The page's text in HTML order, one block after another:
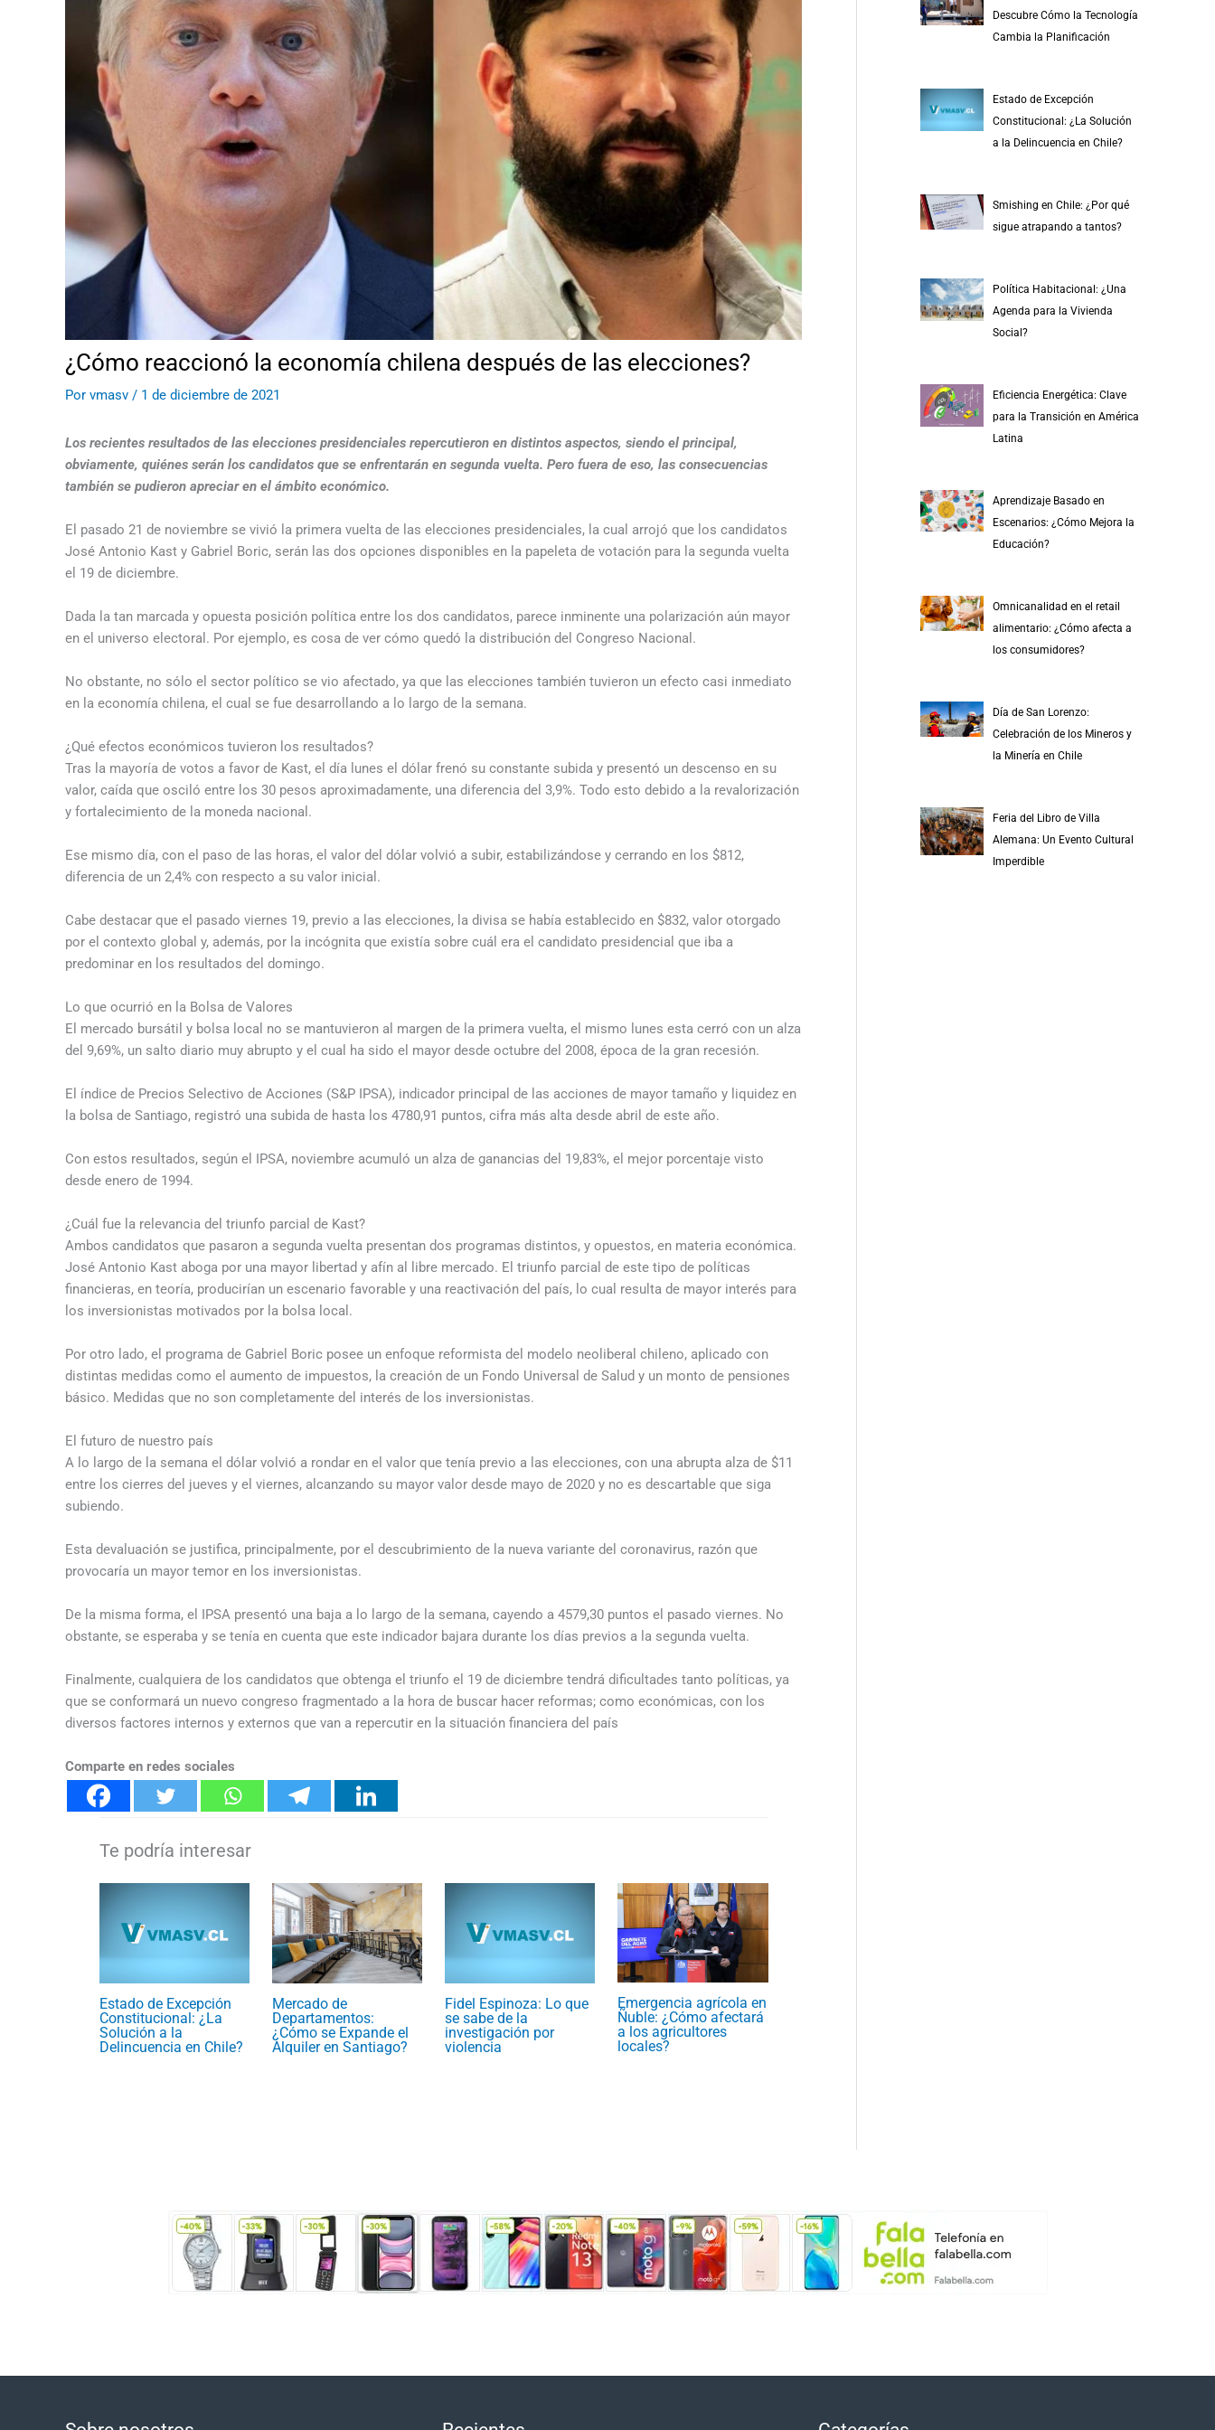
¿Cómo reaccionó la economía chilena después de las elecciones?
Por vmasv / 1 de diciembre de 2021
Los recientes resultados de las elecciones presidenciales repercutieron en distintos aspectos, siendo el principal,
obviamente, quiénes serán los candidatos que se enfrentarán en segunda vuelta. Pero fuera de eso, las consecuencias
también se pudieron apreciar en el ámbito económico.
El pasado 21 de noviembre se vivió la primera vuelta de las elecciones presidenciales, la cual arrojó que los candidatos
José Antonio Kast y Gabriel Boric, serán las dos opciones disponibles en la papeleta de votación para la segunda vuelta
el 19 de diciembre.
Dada la tan marcada y opuesta posición política entre los dos candidatos, parece inminente una polarización aún mayor
en el universo electoral. Por ejemplo, es cosa de ver cómo quedó la distribución del Congreso Nacional.
No obstante, no sólo el sector político se vio afectado, ya que las elecciones también tuvieron un efecto casi inmediato
en la economía chilena, el cual se fue desarrollando a lo largo de la semana.
¿Qué efectos económicos tuvieron los resultados?
Tras la mayoría de votos a favor de Kast, el día lunes el dólar frenó su constante subida y presentó un descenso en su
valor, caída que osciló entre los 30 pesos aproximadamente, una diferencia del 3,9%. Todo esto debido a la revalorización
y fortalecimiento de la moneda nacional.
Ese mismo día, con el paso de las horas, el valor del dólar volvió a subir, estabilizándose y cerrando en los $812,
diferencia de un 2,4% con respecto a su valor inicial.
Cabe destacar que el pasado viernes 19, previo a las elecciones, la divisa se había establecido en $832, valor otorgado
por el contexto global y, además, por la incógnita que existía sobre cuál era el candidato presidencial que iba a
predominar en los resultados del domingo.
Lo que ocurrió en la Bolsa de Valores
El mercado bursátil y bolsa local no se mantuvieron al margen de la primera vuelta, el mismo lunes esta cerró con un alza
del 9,69%, un salto diario muy abrupto y el cual ha sido el mayor desde octubre del 2008, época de la gran recesión.
El índice de Precios Selectivo de Acciones (S&P IPSA), indicador principal de las acciones de mayor tamaño y liquidez en
la bolsa de Santiago, registró una subida de hasta los 4780,91 puntos, cifra más alta desde abril de este año.
Con estos resultados, según el IPSA, noviembre acumuló un alza de ganancias del 19,83%, el mejor porcentaje visto
desde enero de 1994.
¿Cuál fue la relevancia del triunfo parcial de Kast?
Ambos candidatos que pasaron a segunda vuelta presentan dos programas distintos, y opuestos, en materia económica.
José Antonio Kast aboga por una mayor libertad y afín al libre mercado. El triunfo parcial de este tipo de políticas
financieras, en teoría, producirían un escenario favorable y una reactivación del país, lo cual resulta de mayor interés para
los inversionistas motivados por la bolsa local.
Por otro lado, el programa de Gabriel Boric posee un enfoque reformista del modelo neoliberal chileno, aplicado con
distintas medidas como el aumento de impuestos, la creación de un Fondo Universal de Salud y un monto de pensiones
básico. Medidas que no son completamente del interés de los inversionistas.
El futuro de nuestro país
A lo largo de la semana el dólar volvió a rondar en el valor que tenía previo a las elecciones, con una abrupta alza de $11
entre los cierres del jueves y el viernes, alcanzando su mayor valor desde mayo de 2020 y no es descartable que siga
subiendo.
Esta devaluación se justifica, principalmente, por el descubrimiento de la nueva variante del coronavirus, razón que
provocaría un mayor temor en los inversionistas.
De la misma forma, el IPSA presentó una baja a lo largo de la semana, cayendo a 4579,30 puntos el pasado viernes. No
obstante, se esperaba y se tenía en cuenta que este indicador bajara durante los días previos a la segunda vuelta.
Finalmente, cualquiera de los candidatos que obtenga el triunfo el 19 de diciembre tendrá dificultades tanto políticas, ya
que se conformará un nuevo congreso fragmentado a la hora de buscar hacer reformas; como económicas, con los
diversos factores internos y externos que van a repercutir en la situación financiera del país
Comparte en redes sociales
Estado de Excepción
Constitucional: ¿La
Solución a la
Delincuencia en Chile?
Mercado de
Departamentos:
¿Cómo se Expande el
Alquiler en Santiago?
Fidel Espinoza: Lo que
se sabe de la
investigación por
violencia
Emergencia agrícola en
Ñuble: ¿Cómo afectará
a los agricultores
locales?
Descubre Cómo la Tecnología
Cambia la Planificación
Estado de Excepción
Constitucional: ¿La Solución
a la Delincuencia en Chile?
Smishing en Chile: ¿Por qué
sigue atrapando a tantos?
Política Habitacional: ¿Una
Agenda para la Vivienda
Social?
Eficiencia Energética: Clave
para la Transición en América
Latina
Aprendizaje Basado en
Escenarios: ¿Cómo Mejora la
Educación?
Omnicanalidad en el retail
alimentario: ¿Cómo afecta a
los consumidores?
Día de San Lorenzo:
Celebración de los Mineros y
la Minería en Chile
Feria del Libro de Villa
Alemana: Un Evento Cultural
Imperdible